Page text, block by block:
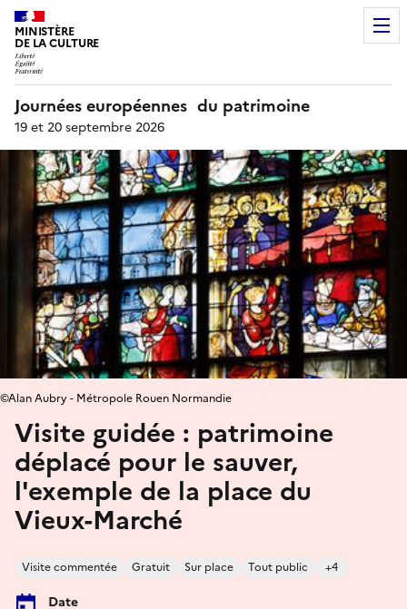
MINISTÈRE
DE LA CULTURE
Journées européennes du patrimoine
19 et 20 septembre 2026
Visite guidée : patrimoine
déplacé pour le sauver,
l'exemple de la place du
Vieux-Marché
Visite commentée Gratuit Sur place Tout public +4
Date
©Alan Aubry - Métropole Rouen Normandie